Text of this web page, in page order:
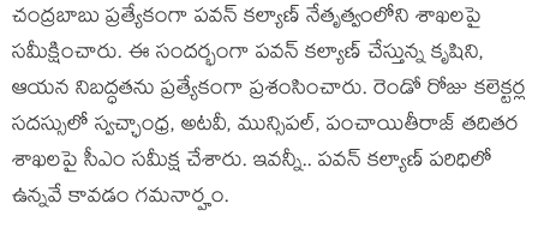
చంద్ర‌బాబు ప్ర‌త్యేకంగా ప‌వ‌న్ క‌ల్యాణ్ నేతృత్వంలోని శాఖ‌ల‌పై
స‌మీక్షించారు. ఈ సంద‌ర్భంగా ప‌వ‌న్ క‌ల్యాణ్ చేస్తున్న కృషిని,
ఆయ‌న నిబ‌ద్ధ‌త‌ను ప్ర‌త్యేకంగా ప్ర‌శంసించారు. రెండో రోజు కలెక్టర్ల
సదస్సులో స్వచ్ఛాంధ్ర, అటవీ, మున్సిపల్, పంచాయితీరాజ్ తదితర
శాఖలపై సీఎం సమీక్ష చేశారు. ఇవ‌న్నీ.. ప‌వ‌న్ క‌ల్యాణ్ ప‌రిధిలో
ఉన్న‌వే కావ‌డం గ‌మ‌నార్హం.